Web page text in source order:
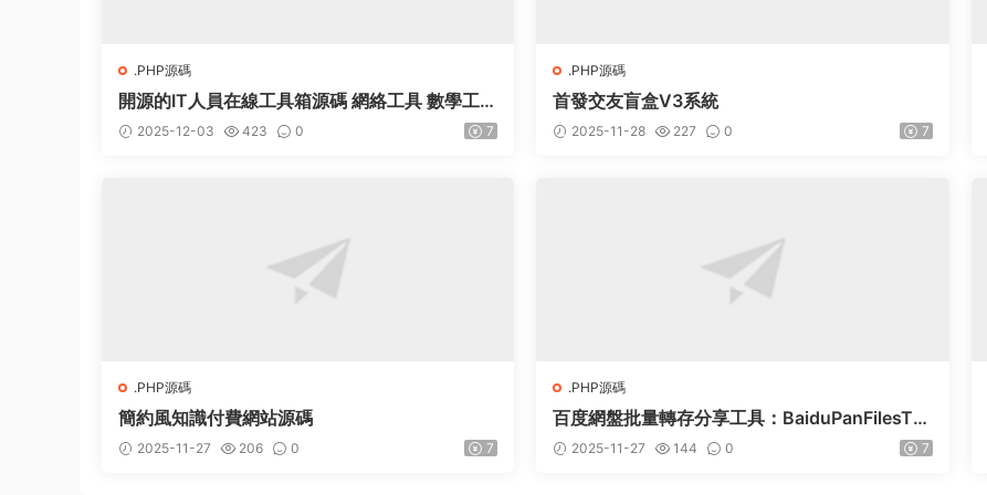
.PHP源碼
開源的IT人員在線工具箱源碼 網絡工具 數學工具
等 2025-12-03 423 0 7
.PHP源碼
首發交友盲盒V3系統
2025-11-28 227 0 7
.PHP源碼
簡約風知識付費網站源碼
2025-11-27 206 0 7
.PHP源碼
百度網盤批量轉存分享工具：BaiduPanFilesTra
nsfers 2.8.2
2025-11-27 144 0 7